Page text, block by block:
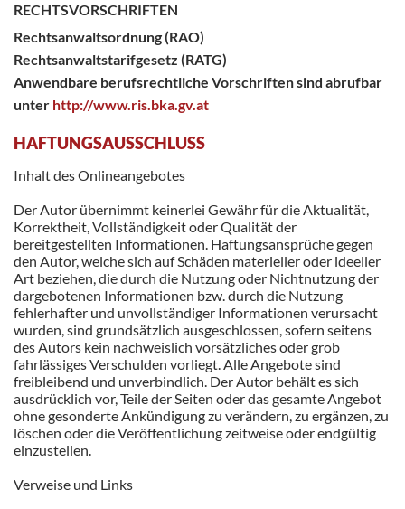
RECHTSVORSCHRIFTEN
Rechtsanwaltsordnung (RAO)
Rechtsanwaltstarifgesetz (RATG)
Anwendbare berufsrechtliche Vorschriften sind abrufbar
unter http://www.ris.bka.gv.at
HAFTUNGSAUSSCHLUSS
Inhalt des Onlineangebotes
Der Autor übernimmt keinerlei Gewähr für die Aktualität,
Korrektheit, Vollständigkeit oder Qualität der
bereitgestellten Informationen. Haftungsansprüche gegen
den Autor, welche sich auf Schäden materieller oder ideeller
Art beziehen, die durch die Nutzung oder Nichtnutzung der
dargebotenen Informationen bzw. durch die Nutzung
fehlerhafter und unvollständiger Informationen verursacht
wurden, sind grundsätzlich ausgeschlossen, sofern seitens
des Autors kein nachweislich vorsätzliches oder grob
fahrlässiges Verschulden vorliegt. Alle Angebote sind
freibleibend und unverbindlich. Der Autor behält es sich
ausdrücklich vor, Teile der Seiten oder das gesamte Angebot
ohne gesonderte Ankündigung zu verändern, zu ergänzen, zu
löschen oder die Veröffentlichung zeitweise oder endgültig
einzustellen.
Verweise und Links